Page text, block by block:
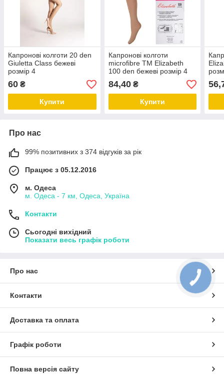
Капронові колготи 20 den
Giuletta Class бежеві
розмір 4
60 ₴
Купити
Капронові колготи
microfibre ТМ Elizabeth
100 den бежеві розмір 4
84,40₴
Купити
Про нас
99% позитивних з 374 відгуків за рік
Працює з 05.12.2016
м. Одеса
м. Одеса - 7 км, Одеса, Україна
Контакти
Сьогодні вихідний
Показати весь графік роботи
Про нас
Контакти
Доставка та оплата
Графік роботи
Повна версія сайту
КНОПКА
ЗВ'ЯЗКУ